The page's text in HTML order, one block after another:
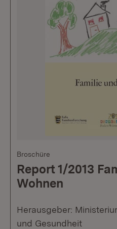
Broschüre
Report 1/2013
Wohnen
Herausgeber:
und Gesundheit